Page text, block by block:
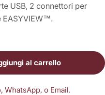
USB, 2 connettori per
EASYVIEW™.
Chison Eco-5 vet
per Chison Eco-5
al carrello
WhatsApp, o Email.